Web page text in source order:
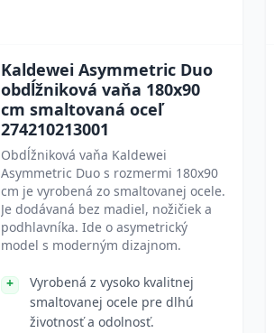
Kaldewei Asymmetric Duo
obdĺžniková vaňa 180x90
cm smaltovaná oceľ
274210213001
Obdĺžniková vaňa Kaldewei
Asymmetric Duo s rozmermi 180x90
cm je vyrobená zo smaltovanej ocele.
Je dodávaná bez madiel, nožičiek a
podhlavníka. Ide o asymetrický
model s moderným dizajnom.
Vyrobená z vysoko kvalitnej
smaltovanej ocele pre dlhú
životnosť a odolnosť.